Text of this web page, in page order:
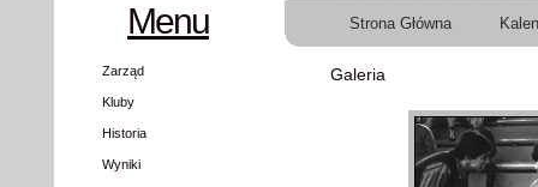
Menu
Zarząd
Kluby
Historia
Wyniki
Strona Główna
Galeria